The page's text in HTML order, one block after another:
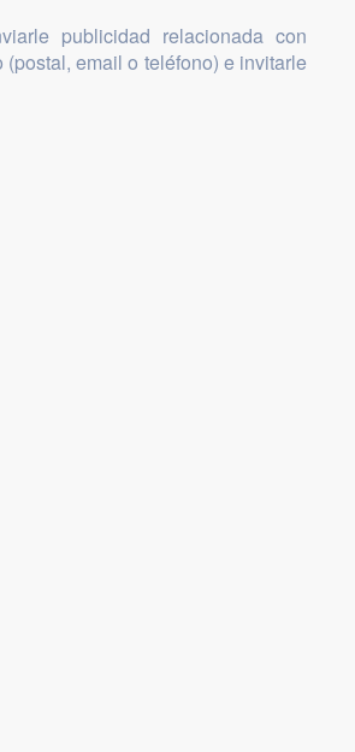
publicidad relacionada con
email o teléfono) e invitarle